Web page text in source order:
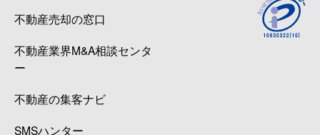
不動産売却の窓口
不動産業界M&A相談センタ
ー
不動産の集客ナビ
SMSハンター